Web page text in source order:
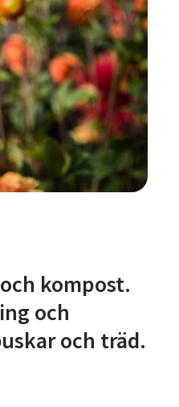
kompost.
och
och träd.